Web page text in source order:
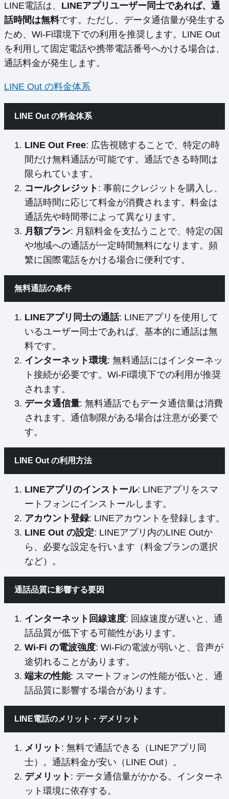
LINE電話は、 LINEアプリユーザー同士であれば、通
話時間は無料です。ただし、データ通信量が発生する
ため、Wi-Fi環境下での利用を推奨します。LINE Out
を利用して固定電話や携帯電話番号へかける場合は、
通話料金が発生します。
LINE Out の料金体系
LINE Out の料金体系
LINE Out Free: 広告視聴することで、特定の時
間だけ無料通話が可能です。通話できる時間は
限られています。
コールクレジット : 事前にクレジットを購入し、
通話時間に応じて料金が消費されます。料金は
通話先や時間帯によって異なります。
月額プラン: 月額料金を支払うことで、特定の国
や地域への通話が一定時間無料になります。頻
繁に国際電話をかける場合に便利です。
無料通話の条件
LINEアプリ同士の通話: LINEアプリを使用して
いるユーザー同士であれば、基本的に通話は無
料です。
インターネット環境: 無料通話にはインターネッ
ト接続が必要です。Wi-Fi環境下での利用が推奨
されます。
データ通信量: 無料通話でもデータ通信量は消費
されます。通信制限がある場合は注意が必要で
す。
LINE Out の利用方法
LINEアプリのインストール: LINEアプリをスマ
ートフォンにインストールします。
アカウント登録: LINEアカウントを登録します。
LINE Out の設定: LINEアプリ内のLINE Outか
ら、必要な設定を行います（料金プランの選択
など）。
通話品質に影響する要因
インターネット回線速度: 回線速度が遅いと、通
話品質が低下する可能性があります。
Wi-Fi の電波強度: Wi-Fiの電波が弱いと、音声が
途切れることがあります。
端末の性能: スマートフォンの性能が低いと、通
話品質に影響する場合があります。
LINE電話のメリット・デメリット
メリット : 無料で通話できる（LINEアプリ同
士）。通話料金が安い（LINE Out）。
デメリット : データ通信量がかかる。インターネ
ット環境に依存する。